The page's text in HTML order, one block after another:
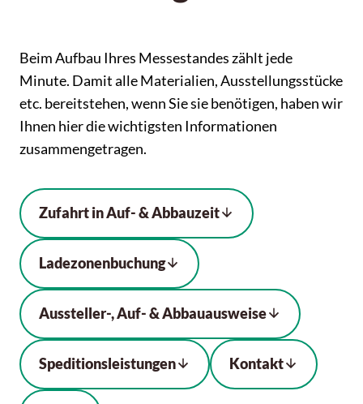
Beim Aufbau Ihres Messestandes zählt jede
Minute. Damit alle Materialien, Ausstellungsstücke
etc. bereitstehen, wenn Sie sie benötigen, haben wir
Ihnen hier die wichtigsten Informationen
zusammengetragen.
Zufahrt in Auf- & Abbauzeit
Ladezonenbuchung
Aussteller-, Auf- & Abbauausweise
Speditionsleistungen Kontakt